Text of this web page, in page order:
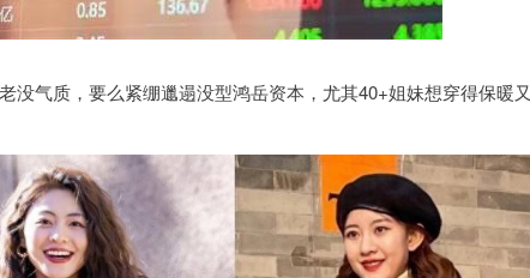
没气质，要么紧绷邋遢没型鸿岳资本，尤其40+姐妹想穿得保暖又
上证指数 3900.35 21.92 0.57%